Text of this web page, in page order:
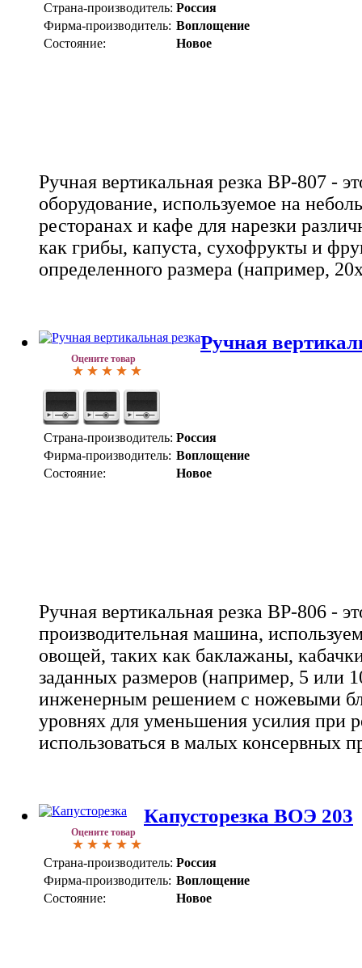
Страна-производитель: Россия
Фирма-производитель: Воплощение
Состояние:
Новое
Ручная вертикальная резка ВР-807 -
оборудование, используемое на
ресторанах и кафе для нарезки
как грибы, капуста, сухофрукты и
определенного размера (например,
Оцените товар
Ручная
Страна-производитель: Россия
Фирма-производитель: Воплощение
Состояние:
Новое
Ручная вертикальная резка ВР-806 -
производительная машина,
овощей, таких как баклажаны,
заданных размеров (например, 5 или
инженерным решением с ножевыми
уровнях для уменьшения усилия при
использоваться в малых консервных
Оцените товар
Капусторезка ВОЭ 203
Страна-производитель: Россия
Фирма-производитель: Воплощение
Состояние:
Новое